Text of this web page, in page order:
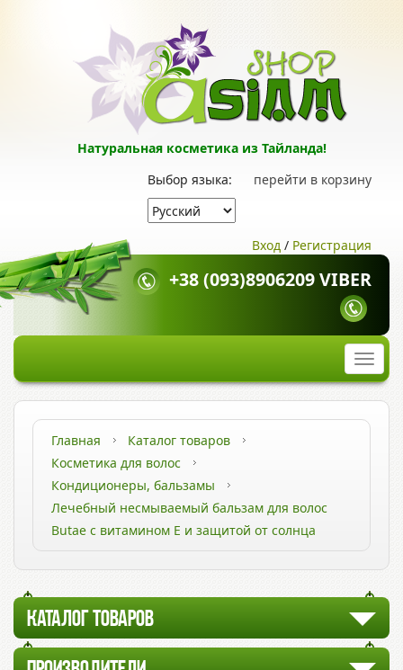
Натуральная косметика из Тайланда!
перейти в корзину
Выбор языка:
Вход / Регистрация
+38 (093)8906209 VIBER
Главная
Каталог товаров
Косметика для волос
Кондиционеры, бальзамы
Лечебный несмываемый бальзам для волос
Butae c витамином Е и защитой от солнца
КАТАЛОГ ТОВАРОВ